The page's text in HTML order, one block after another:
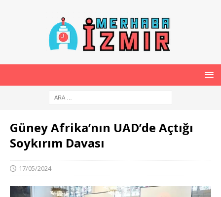
Güney Afrika’nın UAD’de Açtığı
Soykırım Davası
17/05/2024